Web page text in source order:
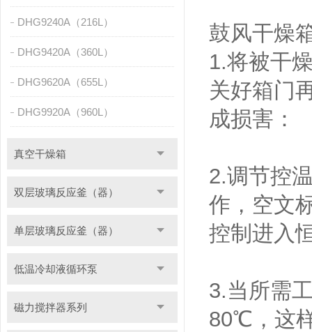
DHG9240A（216L）
DHG9420A（360L）
DHG9620A（655L）
DHG9920A（960L）
真空干燥箱
双层玻璃反应釜（器）
单层玻璃反应釜（器）
低温冷却液循环泵
磁力搅拌器系列
鼓风干燥
1.将被干
关好箱门
成损害：
2.调节控
作，空文
控制进入
3.当所需
80℃，这